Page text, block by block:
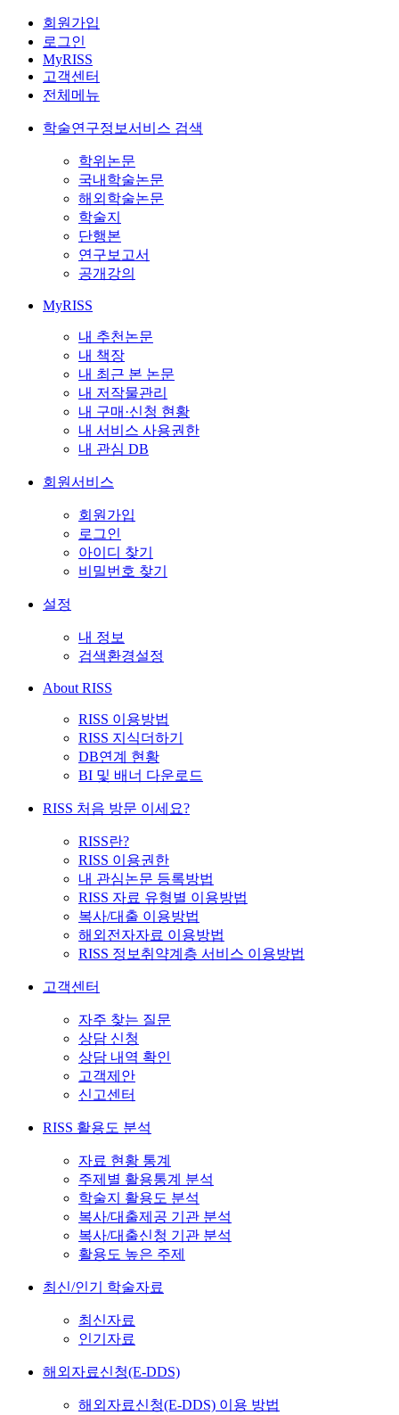
회원가입
로그인
MyRISS
고객센터
전체메뉴
학술연구정보서비스 검색
학위논문
국내학술논문
해외학술논문
학술지
단행본
연구보고서
공개강의
MyRISS
내 추천논문
내 책장
내 최근 본 논문
내 저작물관리
내 구매·신청 현황
내 서비스 사용권한
내 관심 DB
회원서비스
회원가입
로그인
아이디 찾기
비밀번호 찾기
설정
내 정보
검색환경설정
About RISS
RISS 이용방법
RISS 지식더하기
DB연계 현황
BI 및 배너 다운로드
RISS 처음 방문 이세요?
RISS란?
RISS 이용권한
내 관심논문 등록방법
RISS 자료 유형별 이용방법
복사/대출 이용방법
해외전자자료 이용방법
RISS 정보취약계층 서비스 이용방법
고객센터
자주 찾는 질문
상담 신청
상담 내역 확인
고객제안
신고센터
RISS 활용도 분석
자료 현황 통계
주제별 활용통계 분석
학술지 활용도 분석
복사/대출제공 기관 분석
복사/대출신청 기관 분석
활용도 높은 주제
최신/인기 학술자료
최신자료
인기자료
해외자료신청(E-DDS)
해외자료신청(E-DDS) 이용 방법